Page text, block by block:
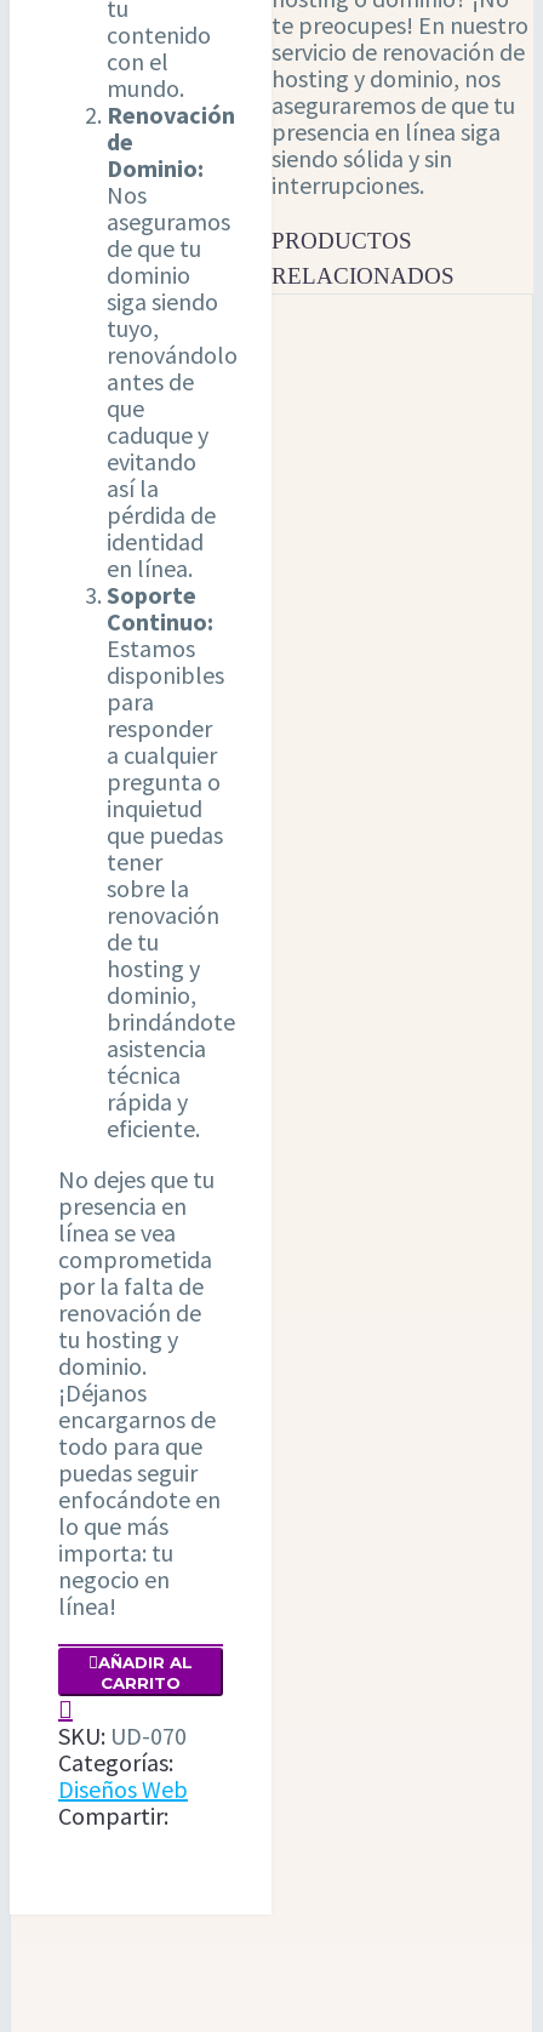
tu
contenido
con el
mundo.
Renovación
de
Dominio:
Nos
aseguramos
de que tu
dominio
siga siendo
tuyo,
renovándolo
antes de
que
caduque y
evitando
así la
pérdida de
identidad
en línea.
Soporte
Continuo:
Estamos
disponibles
para
responder
a cualquier
pregunta o
inquietud
que puedas
tener
sobre la
renovación
de tu
hosting y
dominio,
brindándote
asistencia
técnica
rápida y
eficiente.
No dejes que tu
presencia en
línea se vea
comprometida
por la falta de
renovación de
tu hosting y
dominio.
¡Déjanos
encargarnos de
todo para que
puedas seguir
enfocándote en
lo que más
importa: tu
negocio en
línea!
RENOVACIÓN
HOSTING
Y
DOMINIO
PARA
SITIOS
AÑADIR AL
CARRITO

SKU: UD-070
Categorías:
Diseños Web
Compartir:
te preocupes! En nuestro
servicio de renovación de
hosting y dominio, nos
aseguraremos de que tu
presencia en línea siga
siendo sólida y sin
interrupciones.
PRODUCTOS
RELACIONADOS